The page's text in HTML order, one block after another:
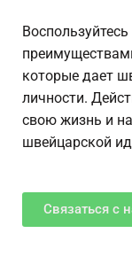
которые дает
личности.
свою жизнь и
швейцарской
Связаться с